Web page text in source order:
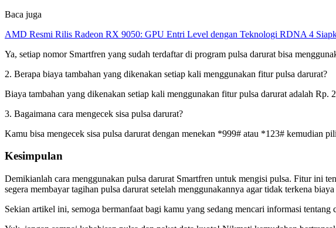
Baca juga
AMD Resmi Rilis Radeon RX 9050: GPU Entri Level dengan Teknologi RDNA 4
Ya, setiap nomor Smartfren yang sudah terdaftar di program pulsa darurat bisa
2. Berapa biaya tambahan yang dikenakan setiap kali menggunakan fitur pulsa darurat?
Biaya tambahan yang dikenakan setiap kali menggunakan fitur pulsa darurat adalah Rp.
3. Bagaimana cara mengecek sisa pulsa darurat?
Kamu bisa mengecek sisa pulsa darurat dengan menekan *999# atau *123# kemudian
Kesimpulan
Demikianlah cara menggunakan pulsa darurat Smartfren untuk mengisi pulsa. Fitur ini
segera membayar tagihan pulsa darurat setelah menggunakannya agar tidak terkena
Sekian artikel ini, semoga bermanfaat bagi kamu yang sedang mencari informasi